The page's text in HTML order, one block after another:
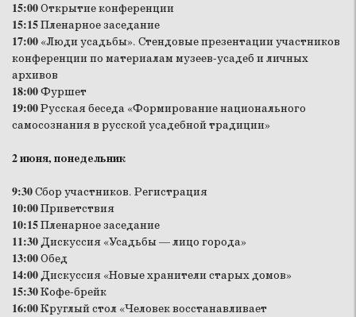
15:00Открытие конференции
15:15Пленарное заседание
17:00 «Люди усадьбы». Стендовые презентации участников
конференции по материалам музеев-усадеб и личных
архивов
18:00Фуршет
19:00Русская беседа «Формирование национального
самосознания в русской усадебной традиции»
2 июня, понедельник
9:30Сбор участников. Регистрация
10:00Приветствия
10:15Пленарное заседание
11:30Дискуссия «Усадьбы — лицо города»
13:00Обед
14:00Дискуссия «Новые хранители старых домов»
15:30Кофе-брейк
16:00Круглый стол «Человек восстанавливает